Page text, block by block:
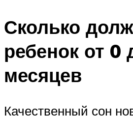
Сколько
ребенок от 0
месяцев
Качественный сон